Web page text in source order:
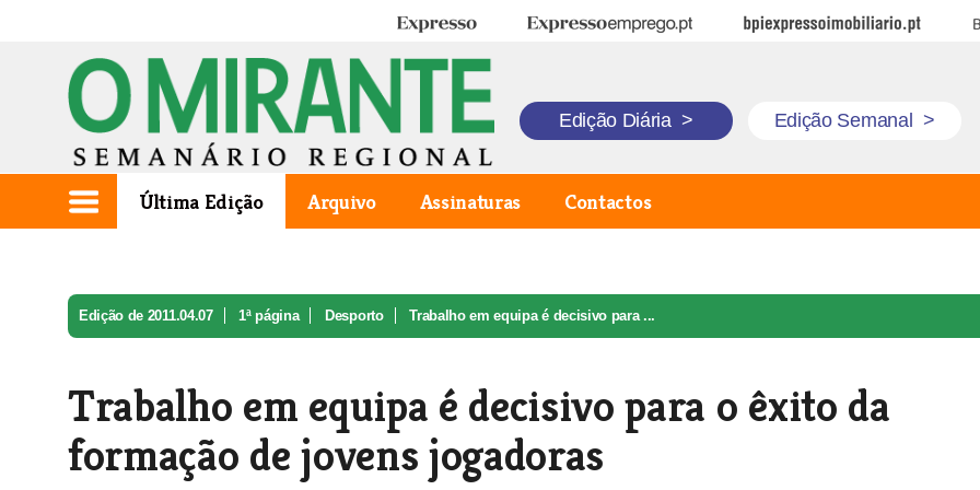
Expresso Expresso Emprego BPI Expresso Imobiliário
Edição Diária > Edição Semanal >
Última Edição Arquivo Assinaturas Contactos
Edição de 2011.04.07 1ª página Desporto Trabalho em equipa é decisivo para ...
Trabalho em equipa é decisivo para o êxito da
formação de jovens jogadoras